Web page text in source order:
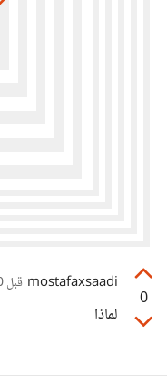
0
mostafaxsaadi قبل 10 سنوات
لماذا